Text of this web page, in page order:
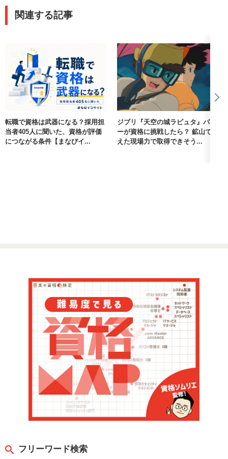
関連する記事
転職で資格は武器になる？採用担
当者405人に聞いた、資格が評価
につながる条件【まなびイ...
ジブリ『天空の城ラピュタ』パズ
ーが資格に挑戦したら？ 鉱山で鍛
えた現場力で取得できそう...
フリーワード検索